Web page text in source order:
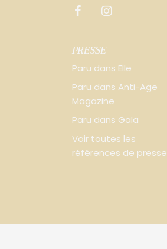
PRESSE
Paru dans Elle
Paru dans Anti-Age
Magazine
Paru dans Gala
Voir toutes les
références de presse